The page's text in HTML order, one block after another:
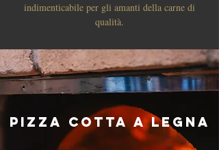
indimenticabile per gli amanti della carne di
qualità.
Pizza cotta a legna